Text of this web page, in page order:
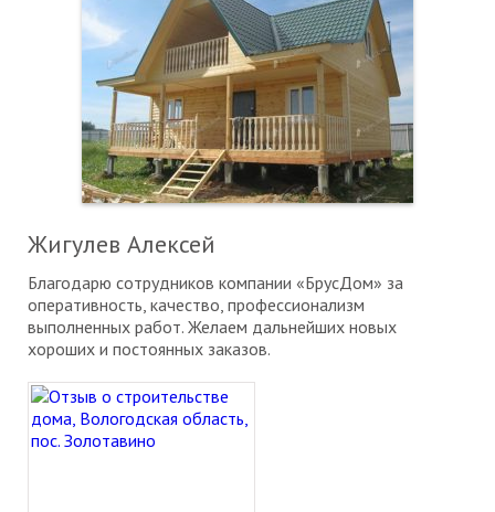
Жигулев Алексей
Благодарю сотрудников компании «БрусДом» за
оперативность, качество, профессионализм
выполненных работ. Желаем дальнейших новых
хороших и постоянных заказов.